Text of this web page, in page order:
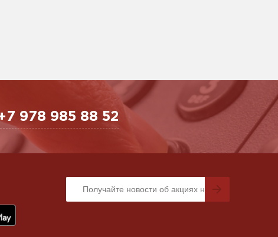
978 985 88 52